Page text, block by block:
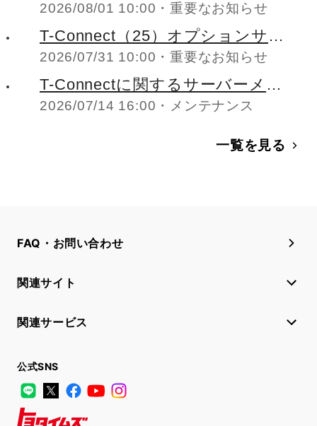
ムメンテナンスのお知らせ
（2026年8月24日(月)27:00-
28:00）
2026/08/01 10:00 重要なお知らせ
T-Connect（25）オプションサー
ビス「リモートエアコン」の
PHEV車両へのサービス申込み停
止のお知らせ
2026/07/31 10:00 重要なお知らせ
T-Connectに関するサーバーメン
テナンスのお知らせ
2026/07/14 16:00 メンテナンス
一覧を見る
FAQ・お問い合わせ
関連サイト
関連サービス
公式SNS
LINE
X FacebookYouTube